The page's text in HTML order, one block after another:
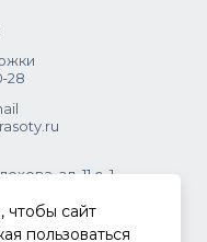
зд. 11 с. 1
чтобы сайт
пользоваться